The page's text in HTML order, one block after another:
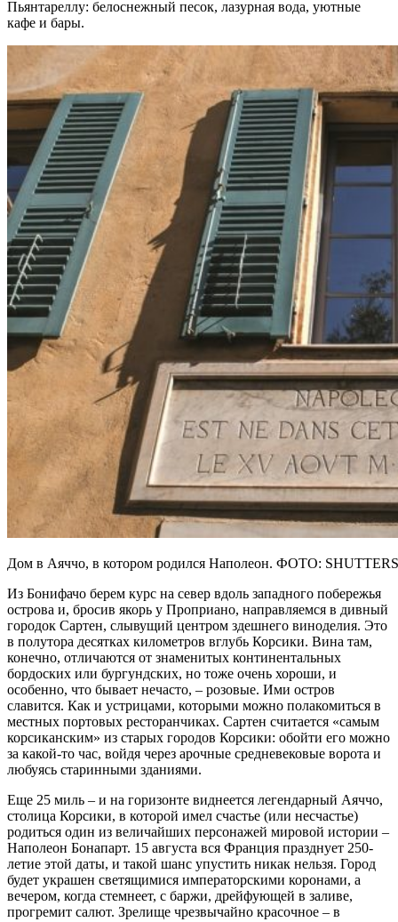
Пьянтареллу: белоснежный песок, лазурная вода, уютные
кафе и бары.
Дом в Аяччо, в котором родился Наполеон. ФОТО:
Из Бонифачо берем курс на север вдоль западного побережья
острова и, бросив якорь у Проприано, направляемся в дивный
городок Сартен, слывущий центром здешнего виноделия. Это
в полутора десятках километров вглубь Корсики. Вина там,
конечно, отличаются от знаменитых континентальных
бордоских или бургундских, но тоже очень хороши, и
особенно, что бывает нечасто, – розовые. Ими остров
славится. Как и устрицами, которыми можно полакомиться в
местных портовых ресторанчиках. Сартен считается «самым
корсиканским» из старых городов Корсики: обойти его можно
за какой-то час, войдя через арочные средневековые ворота и
любуясь старинными зданиями.
Еще 25 миль – и на горизонте виднеется легендарный Аяччо,
столица Корсики, в которой имел счастье (или несчастье)
родиться один из величайших персонажей мировой истории –
Наполеон Бонапарт. 15 августа вся Франция празднует 250-
летие этой даты, и такой шанс упустить никак нельзя. Город
будет украшен светящимися императорскими коронами, а
вечером, когда стемнеет, с баржи, дрейфующей в заливе,
прогремит салют. Зрелище чрезвычайно красочное – в